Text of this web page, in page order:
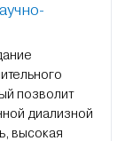
позволит
диализной
высокая